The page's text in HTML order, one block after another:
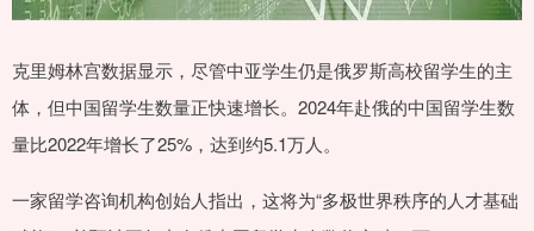
克里姆林宫数据显示，尽管中亚学生仍是俄罗斯高校留学生的主
体，但中国留学生数量正快速增长。2024年赴俄的中国留学生数
量比2022年增长了25%，达到约5.1万人。
一家留学咨询机构创始人指出，这将为“多极世界秩序的人才基础